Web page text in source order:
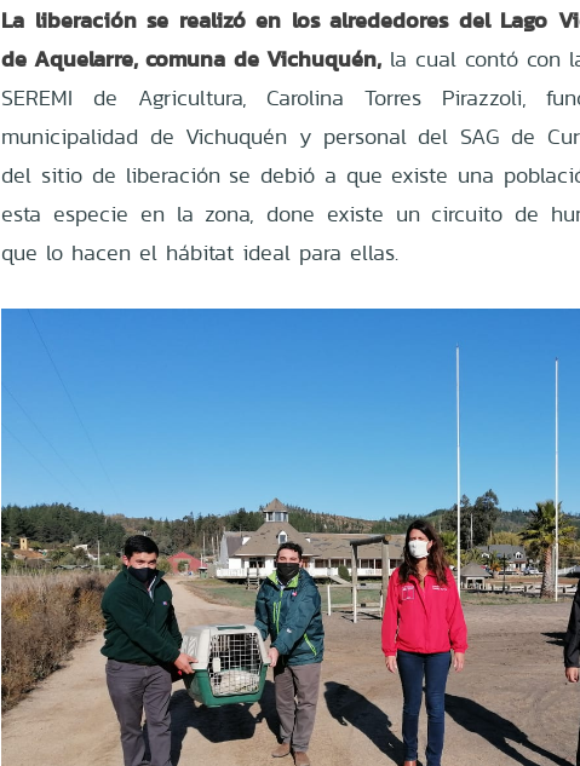
La liberación se realizó en los alrededores del Lago
de Aquelarre, comuna de Vichuquén,la cual contó con
SEREMI de Agricultura, Carolina Torres Pirazzoli,
municipalidad de Vichuquén y personal del SAG de
del sitio de liberación se debió a que existe una
esta especie en la zona, done existe un circuito de
que lo hacen el hábitat ideal para ellas.